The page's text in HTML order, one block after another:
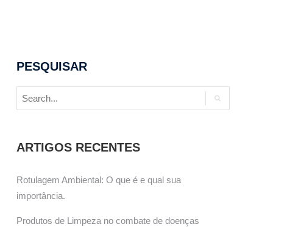
PESQUISAR
ARTIGOS RECENTES
Rotulagem Ambiental: O que é e qual sua
importância.
Produtos de Limpeza no combate de doenças